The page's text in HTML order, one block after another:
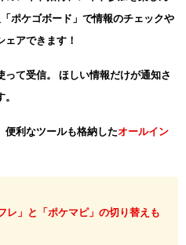
ポケゴボード」で情報のチェックや
アできます！
って受信。 ほしい情報だけが通知さ
便利なツールも格納したオールイン
レ」と「ポケマピ」の切り替えも